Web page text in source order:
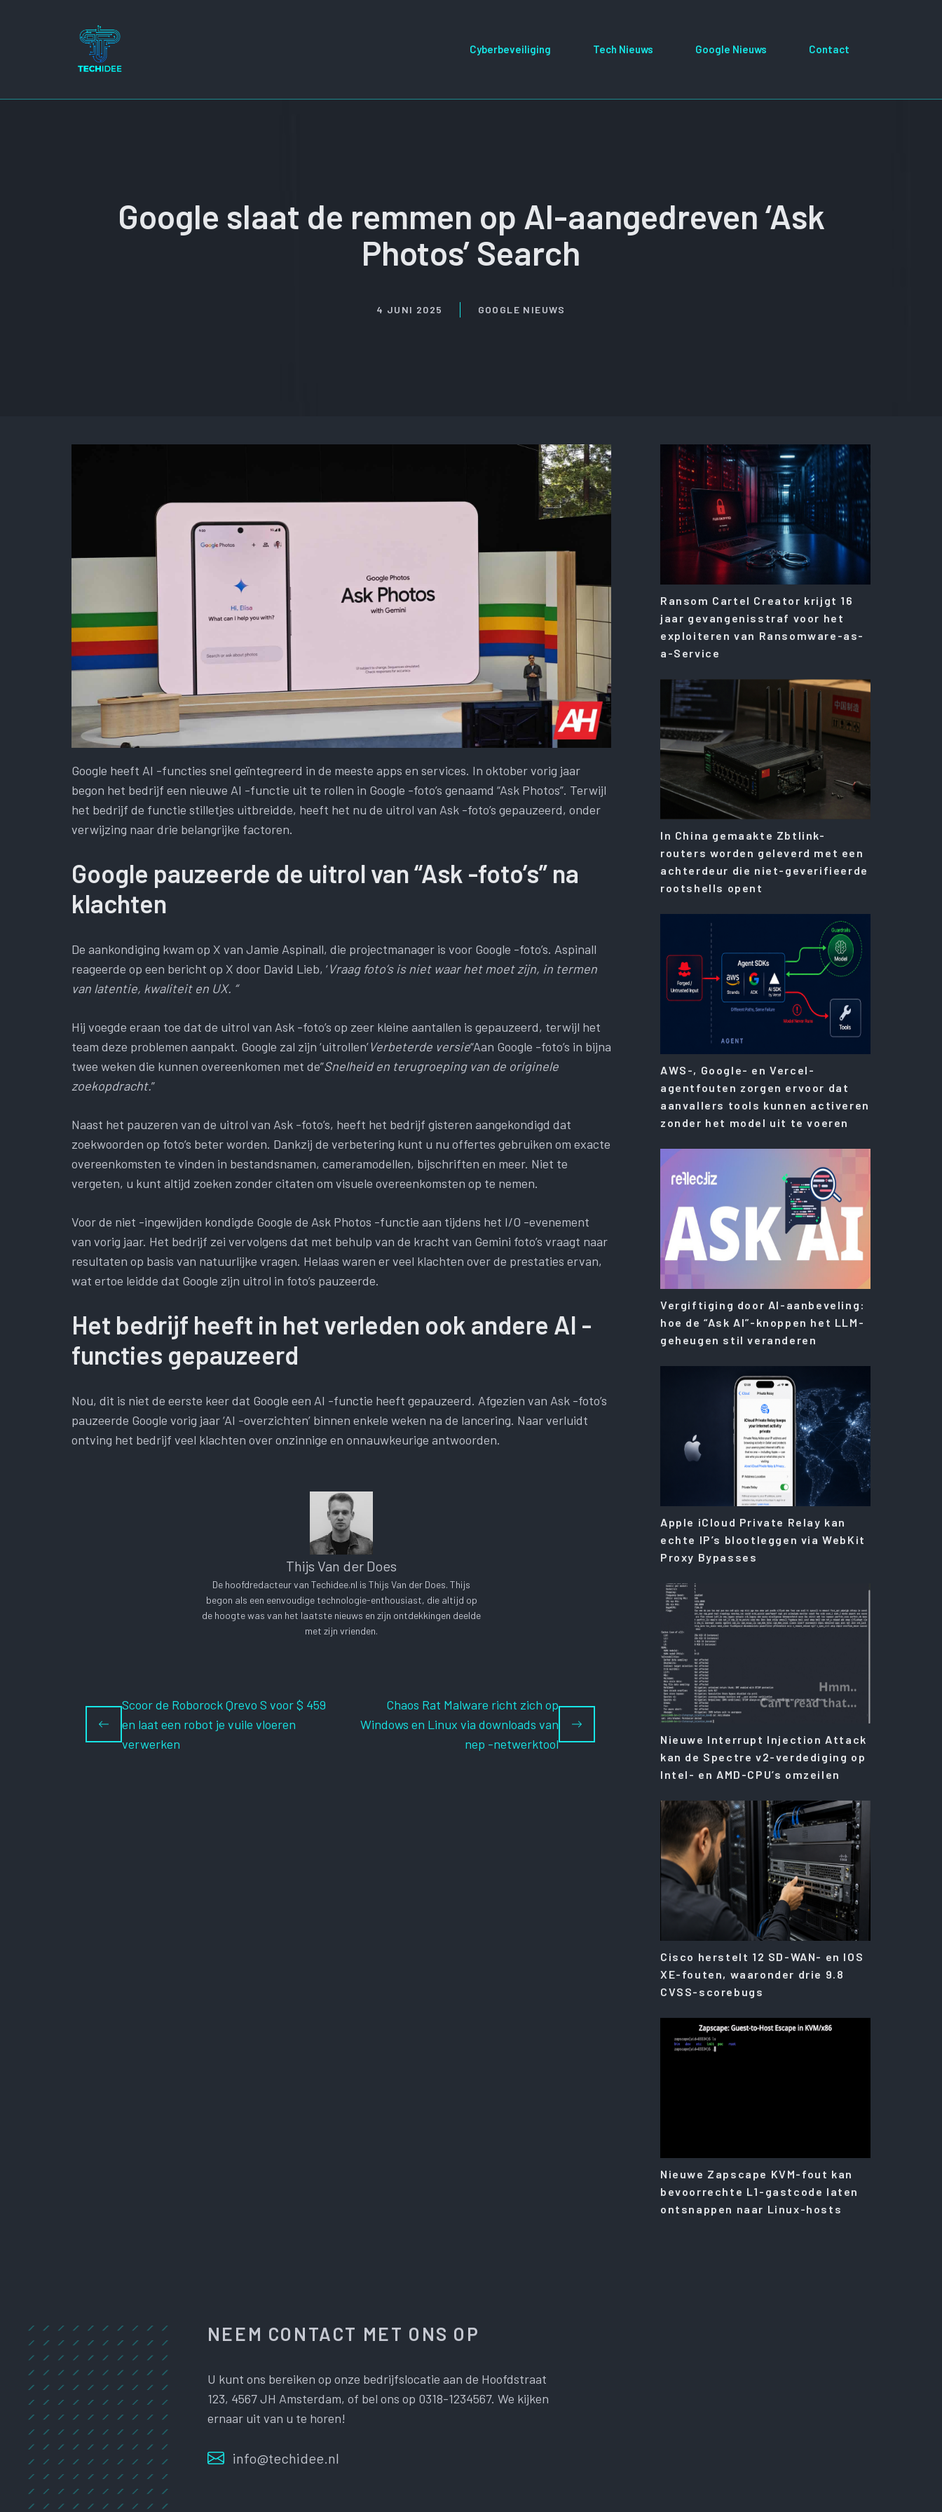
Cyberbeveiliging Tech Nieuws Google Nieuws Contact
Google slaat de remmen op AI-aangedreven ‘Ask
Photos’ Search
4 JUNI 2025 GOOGLE NIEUWS
Google heeft AI -functies snel geïntegreerd in de meeste apps en services. In oktober vorig jaar
begon het bedrijf een nieuwe AI -functie uit te rollen in Google -foto’s genaamd “Ask Photos”. Terwijl
het bedrijf de functie stilletjes uitbreidde, heeft het nu de uitrol van Ask -foto’s gepauzeerd, onder
verwijzing naar drie belangrijke factoren.
Google pauzeerde de uitrol van “Ask -foto’s” na
klachten
De aankondiging kwam op X van Jamie Aspinall, die projectmanager is voor Google -foto’s. Aspinall
reageerde op een bericht op X door David Lieb, ‘Vraag foto’s is niet waar het moet zijn, in termen
van latentie, kwaliteit en UX. “
Hij voegde eraan toe dat de uitrol van Ask -foto’s op zeer kleine aantallen is gepauzeerd, terwijl het
team deze problemen aanpakt. Google zal zijn ‘uitrollen’Verbeterde versie“Aan Google -foto’s in bijna
twee weken die kunnen overeenkomen met de”Snelheid en terugroeping van de originele
zoekopdracht.”
Naast het pauzeren van de uitrol van Ask -foto’s, heeft het bedrijf gisteren aangekondigd dat
zoekwoorden op foto’s beter worden. Dankzij de verbetering kunt u nu offertes gebruiken om exacte
overeenkomsten te vinden in bestandsnamen, cameramodellen, bijschriften en meer. Niet te
vergeten, u kunt altijd zoeken zonder citaten om visuele overeenkomsten op te nemen.
Voor de niet -ingewijden kondigde Google de Ask Photos -functie aan tijdens het I/O -evenement
van vorig jaar. Het bedrijf zei vervolgens dat met behulp van de kracht van Gemini foto’s vraagt ​​naar
resultaten op basis van natuurlijke vragen. Helaas waren er veel klachten over de prestaties ervan,
wat ertoe leidde dat Google zijn uitrol in foto’s pauzeerde.
Het bedrijf heeft in het verleden ook andere AI -
functies gepauzeerd
Nou, dit is niet de eerste keer dat Google een AI -functie heeft gepauzeerd. Afgezien van Ask -foto’s
pauzeerde Google vorig jaar ‘AI -overzichten’ binnen enkele weken na de lancering. Naar verluidt
ontving het bedrijf veel klachten over onzinnige en onnauwkeurige antwoorden.
Thijs Van der Does
De hoofdredacteur van Techidee.nl is Thijs Van der Does. Thijs
begon als een eenvoudige technologie-enthousiast, die altijd op
de hoogte was van het laatste nieuws en zijn ontdekkingen deelde
met zijn vrienden.
Scoor de Roborock Qrevo S voor $ 459
en laat een robot je vuile vloeren
verwerken
Chaos Rat Malware richt zich op
Windows en Linux via downloads van
nep -netwerktool
Ransom Cartel Creator krijgt 16
jaar gevangenisstraf voor het
exploiteren van Ransomware-as-
a-Service
In China gemaakte Zbtlink-
routers worden geleverd met een
achterdeur die niet-geverifieerde
rootshells opent
AWS-, Google- en Vercel-
agentfouten zorgen ervoor dat
aanvallers tools kunnen activeren
zonder het model uit te voeren
Vergiftiging door AI-aanbeveling:
hoe de “Ask AI”-knoppen het LLM-
geheugen stil veranderen
Apple iCloud Private Relay kan
echte IP’s blootleggen via WebKit
Proxy Bypasses
Nieuwe Interrupt Injection Attack
kan de Spectre v2-verdediging op
Intel- en AMD-CPU’s omzeilen
Cisco herstelt 12 SD-WAN- en IOS
XE-fouten, waaronder drie 9.8
CVSS-scorebugs
Nieuwe Zapscape KVM-fout kan
bevoorrechte L1-gastcode laten
ontsnappen naar Linux-hosts
NEEM CONTACT MET ONS OP
U kunt ons bereiken op onze bedrijfslocatie aan de Hoofdstraat
123, 4567 JH Amsterdam, of bel ons op 0318-1234567. We kijken
ernaar uit van u te horen!
info@techidee.nl